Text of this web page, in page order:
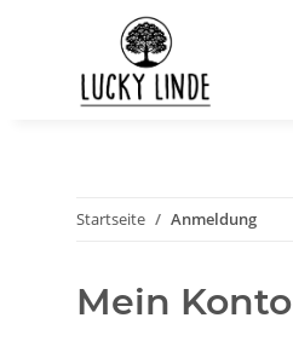
Startseite Anmeldung
Mein Konto